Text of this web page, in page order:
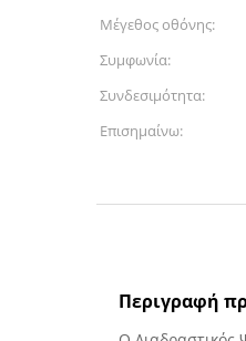
Μέγεθος οθόνης:
Συμφωνία:
Συνδεσιμότητα:
Επισημαίνω:
Περιγραφή